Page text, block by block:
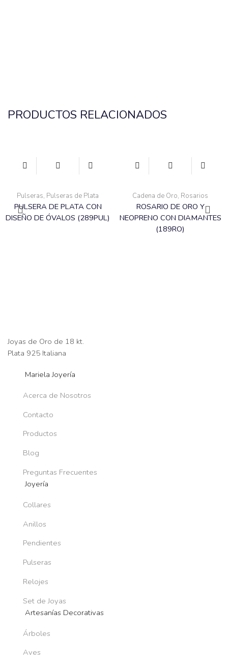
PRODUCTOS RELACIONADOS
Pulseras, Pulseras de Plata
PULSERA DE PLATA CON
DISEÑO DE ÓVALOS (289PUL)
Cadena de Oro, Rosarios
ROSARIO DE ORO Y
NEOPRENO CON DIAMANTES
(189RO)
Joyas de Oro de 18 kt.
Plata 925 Italiana
Mariela Joyería
Acerca de Nosotros
Contacto
Productos
Blog
Preguntas Frecuentes
Joyería
Collares
Anillos
Pendientes
Pulseras
Relojes
Set de Joyas
Artesanías Decorativas
Árboles
Aves